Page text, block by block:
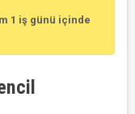
1 iş günü içinde